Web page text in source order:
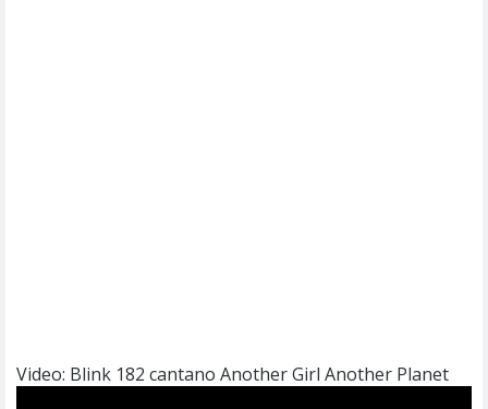
Video: Blink 182 cantano Another Girl Another Planet